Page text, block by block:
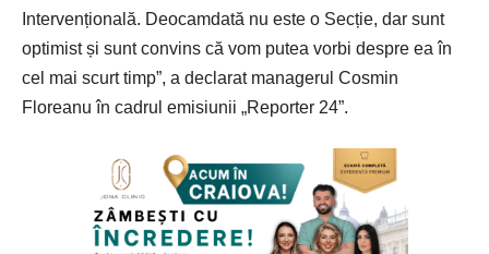
Intervențională. Deocamdată nu este o Secție, dar sunt
optimist și sunt convins că vom putea vorbi despre ea în
cel mai scurt timp”, a declarat managerul Cosmin
Floreanu în cadrul emisiunii „Reporter 24”.